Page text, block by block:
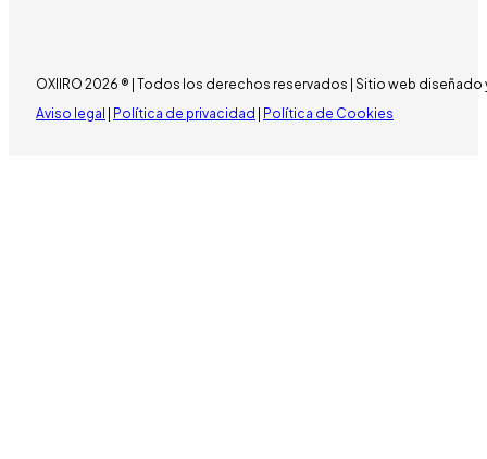
OXIIRO 2026 ® | Todos los derechos reservados | Sitio web
Aviso legal
Política de privacidad Política de Cookies